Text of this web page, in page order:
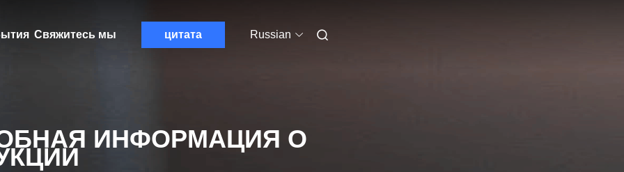
Свяжитесь мы цитата Russian
ИНФОРМАЦИЯ О